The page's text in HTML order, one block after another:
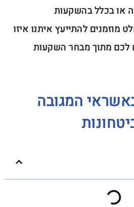
או בכלל בהשקעות
מוזמנים להתייעץ איתנו איזו
מתוך מבחר השקעות
המגובה